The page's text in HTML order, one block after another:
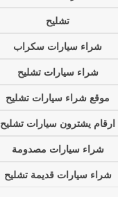
تشليح
شراء سيارات سكراب
شراء سيارات تشليح
موقع شراء سيارات تشليح
ارقام يشترون سيارات تشليح
شراء سيارات مصدومة
شراء سيارات قديمة تشليح